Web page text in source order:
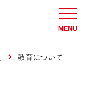
MENU
教育について